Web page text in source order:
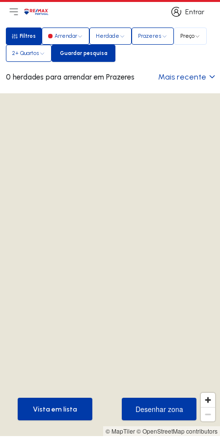
Entrar
Entrar
Abri menu principal
LogoIr para página inicial
Filtros
Filtros Arrendar Herdade Prazeres Preço
2+ Quartos Guardar pesquisa
Guardar pesquisa
0 herdades para arrendar em Prazeres Mais recente
© MapTiler© OpenStreetMap contributors
Desenhar zona
Desenhar zona
Vista em lista
Vista em lista